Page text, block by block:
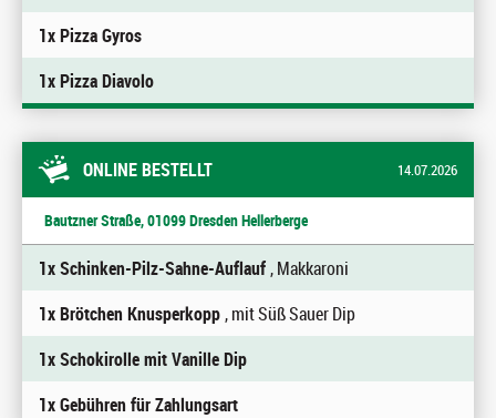
1x Pizza Gyros
1x Pizza Diavolo
ONLINE BESTELLT 14.07.2026
Bautzner Straße, 01099 Dresden Hellerberge
1x Schinken-Pilz-Sahne-Auflauf, Makkaroni
1x Brötchen Knusperkopp, mit Süß Sauer Dip
1x Schokirolle mit Vanille Dip
1x Gebühren für Zahlungsart